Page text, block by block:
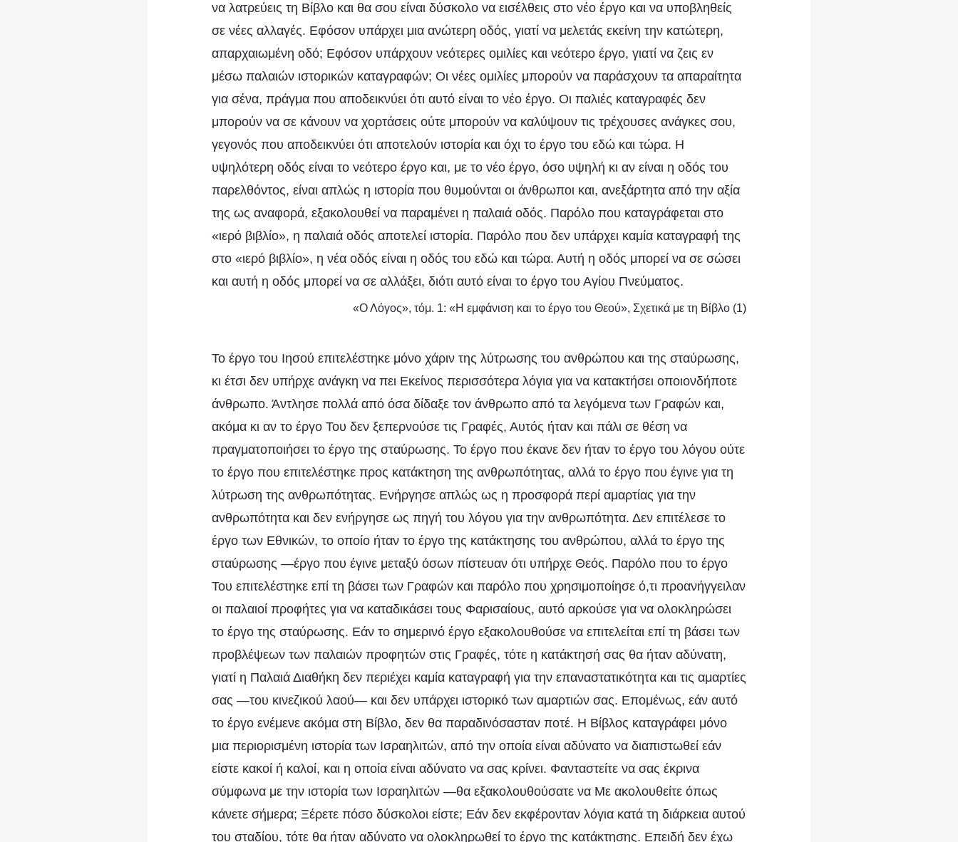
να λατρεύεις τη Βίβλο και θα σου είναι δύσκολο να εισέλθεις στο νέο έργο και να υποβληθείς
σε νέες αλλαγές. Εφόσον υπάρχει μια ανώτερη οδός, γιατί να μελετάς εκείνη την κατώτερη,
απαρχαιωμένη οδό; Εφόσον υπάρχουν νεότερες ομιλίες και νεότερο έργο, γιατί να ζεις εν
μέσω παλαιών ιστορικών καταγραφών; Οι νέες ομιλίες μπορούν να παράσχουν τα απαραίτητα
για σένα, πράγμα που αποδεικνύει ότι αυτό είναι το νέο έργο. Οι παλιές καταγραφές δεν
μπορούν να σε κάνουν να χορτάσεις ούτε μπορούν να καλύψουν τις τρέχουσες ανάγκες σου,
γεγονός που αποδεικνύει ότι αποτελούν ιστορία και όχι το έργο του εδώ και τώρα. Η
υψηλότερη οδός είναι το νεότερο έργο και, με το νέο έργο, όσο υψηλή κι αν είναι η οδός του
παρελθόντος, είναι απλώς η ιστορία που θυμούνται οι άνθρωποι και, ανεξάρτητα από την αξία
της ως αναφορά, εξακολουθεί να παραμένει η παλαιά οδός. Παρόλο που καταγράφεται στο
«ιερό βιβλίο», η παλαιά οδός αποτελεί ιστορία. Παρόλο που δεν υπάρχει καμία καταγραφή της
στο «ιερό βιβλίο», η νέα οδός είναι η οδός του εδώ και τώρα. Αυτή η οδός μπορεί να σε σώσει
και αυτή η οδός μπορεί να σε αλλάξει, διότι αυτό είναι το έργο του Αγίου Πνεύματος.
«Ο Λόγος», τόμ. 1: «Η εμφάνιση και το έργο του Θεού», Σχετικά με τη Βίβλο (1)
Το έργο του Ιησού επιτελέστηκε μόνο χάριν της λύτρωσης του ανθρώπου και της σταύρωσης,
κι έτσι δεν υπήρχε ανάγκη να πει Εκείνος περισσότερα λόγια για να κατακτήσει οποιονδήποτε
άνθρωπο. Άντλησε πολλά από όσα δίδαξε τον άνθρωπο από τα λεγόμενα των Γραφών και,
ακόμα κι αν το έργο Του δεν ξεπερνούσε τις Γραφές, Αυτός ήταν και πάλι σε θέση να
πραγματοποιήσει το έργο της σταύρωσης. Το έργο που έκανε δεν ήταν το έργο του λόγου ούτε
το έργο που επιτελέστηκε προς κατάκτηση της ανθρωπότητας, αλλά το έργο που έγινε για τη
λύτρωση της ανθρωπότητας. Ενήργησε απλώς ως η προσφορά περί αμαρτίας για την
ανθρωπότητα και δεν ενήργησε ως πηγή του λόγου για την ανθρωπότητα. Δεν επιτέλεσε το
έργο των Εθνικών, το οποίο ήταν το έργο της κατάκτησης του ανθρώπου, αλλά το έργο της
σταύρωσης —έργο που έγινε μεταξύ όσων πίστευαν ότι υπήρχε Θεός. Παρόλο που το έργο
Του επιτελέστηκε επί τη βάσει των Γραφών και παρόλο που χρησιμοποίησε ό,τι προανήγγειλαν
οι παλαιοί προφήτες για να καταδικάσει τους Φαρισαίους, αυτό αρκούσε για να ολοκληρώσει
το έργο της σταύρωσης. Εάν το σημερινό έργο εξακολουθούσε να επιτελείται επί τη βάσει των
προβλέψεων των παλαιών προφητών στις Γραφές, τότε η κατάκτησή σας θα ήταν αδύνατη,
γιατί η Παλαιά Διαθήκη δεν περιέχει καμία καταγραφή για την επαναστατικότητα και τις αμαρτίες
σας —του κινεζικού λαού— και δεν υπάρχει ιστορικό των αμαρτιών σας. Επομένως, εάν αυτό
το έργο ενέμενε ακόμα στη Βίβλο, δεν θα παραδινόσασταν ποτέ. Η Βίβλος καταγράφει μόνο
μια περιορισμένη ιστορία των Ισραηλιτών, από την οποία είναι αδύνατο να διαπιστωθεί εάν
είστε κακοί ή καλοί, και η οποία είναι αδύνατο να σας κρίνει. Φανταστείτε να σας έκρινα
σύμφωνα με την ιστορία των Ισραηλιτών —θα εξακολουθούσατε να Με ακολουθείτε όπως
κάνετε σήμερα; Ξέρετε πόσο δύσκολοι είστε; Εάν δεν εκφέρονταν λόγια κατά τη διάρκεια αυτού
του σταδίου, τότε θα ήταν αδύνατο να ολοκληρωθεί το έργο της κατάκτησης. Επειδή δεν έχω